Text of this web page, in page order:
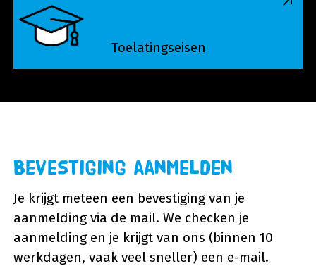
Toelatingseisen
Bevestiging aanmelden
Je krijgt meteen een bevestiging van je
aanmelding via de mail. We checken je
aanmelding en je krijgt van ons (binnen 10
werkdagen, vaak veel sneller) een e-mail.